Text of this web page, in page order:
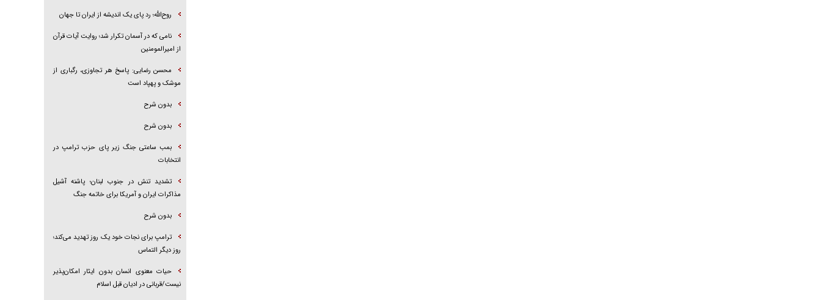
روح‌الله؛ رد پای یک اندیشه از ایران تا جهان
نامی که در آسمان تکرار شد؛ روایت آیات قرآن
از امیرالمومنین
محسن رضایی: پاسخ هر تجاوزی، رگباری از
موشک و پهپاد است
بدون شرح
بدون شرح
بمب ساعتی جنگ زیر پای حزب ترام‍پ در
انتخابات
تشدید تنش در جنوب لبنان؛ پاشنه آشیل
مذاکرات ایران و آمریکا برای خاتمه جنگ
بدون شرح
ترامپ برای نجات خود یک روز تهدید می‌کند؛
روز دیگر التماس
حیات معنوی انسان بدون ایثار امکان‌پذیر
نیست/قربانی در ادیان قبل اسلام